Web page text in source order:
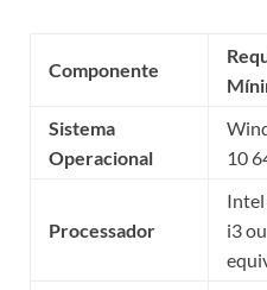
Componente
Sistema
Operacional
10
Processador
i3 ou